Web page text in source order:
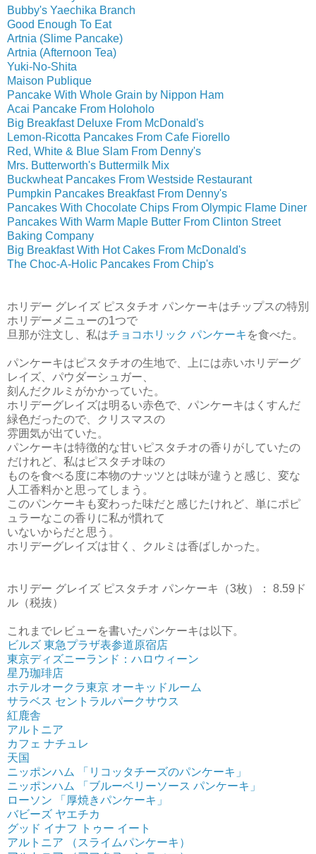
Bubby's Yaechika Branch
Good Enough To Eat
Artnia (Slime Pancake)
Artnia (Afternoon Tea)
Yuki-No-Shita
Maison Publique
Pancake With Whole Grain by Nippon Ham
Acai Pancake From Holoholo
Big Breakfast Deluxe From McDonald's
Lemon-Ricotta Pancakes From Cafe Fiorello
Red, White & Blue Slam From Denny's
Mrs. Butterworth's Buttermilk Mix
Buckwheat Pancakes From Westside Restaurant
Pumpkin Pancakes Breakfast From Denny's
Pancakes With Chocolate Chips From Olympic Flame Diner
Pancakes With Warm Maple Butter From Clinton Street
Baking Company
Big Breakfast With Hot Cakes From McDonald's
The Choc-A-Holic Pancakes From Chip's
ホリデー グレイズ ピスタチオ パンケーキはチップスの特別
ホリデーメニューの1つで
旦那が注文し、 私はチョコホリック パンケーキ を食べた。
パンケーキはピスタチオの生地で、上には赤いホリデーグ
レイズ、パウダーシュガー、
刻んだクルミがかかっていた。
ホリデーグレイズは明るい赤色で、パンケーキはくすんだ
緑色だったので、クリスマスの
雰囲気が出ていた。
パンケーキは特徴的な甘いピスタチオの香りがしていたの
だけれど、私はピスタチオ 味の
ものを食べる度に本物のナッツとは味が違うと感じ、変な
人工香料かと思ってしまう。
このパンケーキも変わった味だと感じたけれど、単にポピ
ュラーなこの香りに私が慣れて
いないからだと思う。
ホリデーグレイズは甘く、クルミは香ばしかった。
ホリデー グレイズ ピスタチオ パンケーキ（3枚）： 8.59ド
ル（税抜）
これまでレビューを書いたパンケーキは以下。
ビルズ 東急プラザ表参道原宿店
東京ディズニーランド：ハロウィーン
星乃珈琲店
ホテルオークラ東京 オーキッドルーム
サラベス セントラルパークサウス
紅鹿舎
アルトニア
カフェ ナチュレ
天国
ニッポンハム 「リコッタチーズのパンケーキ」
ニッポンハム 「ブルーベリーソース パンケーキ」
ローソン 「厚焼きパンケーキ」
バビーズ ヤエチカ
グッド イナフ トゥー イート
アルトニア （スライムパンケーキ）